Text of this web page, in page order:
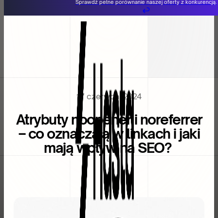
Przejdź do stopki
Sprawdź pełne porównanie naszej oferty z konkurencją.
17 czerwca, 2024
Atrybuty noopener i noreferrer
– co oznaczają w linkach i jaki
mają wpływ na SEO?